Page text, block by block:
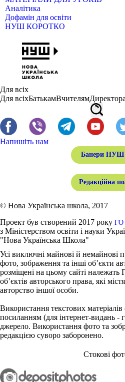
Аналітика
Дофамін для освіти
НУШ КОРОТКО
Для всіх
Для всіхБатькамВчителям
Напишіть нам
Банери НУШ
Редакційна
© Нова Українська школа, 2017
Проект був створений 2017 року ГО
з Міністерством освіти і науки
"Нова Українська Школа"
Усі виключні майнові й немайнові
фото, зображення та інші об’єкти
розміщені на цьому сайті належать
об’єктів авторського права, які
авторство іншої особи.
Використання текстових
посиланням (для інтернет-видань -
джерело. Використання фото та
редакцією суворо заборонено.
Стокові